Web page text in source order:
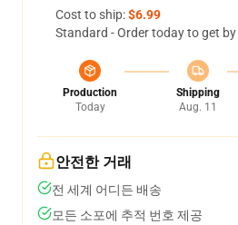
Cost to ship:$6.99
Standard - Order today to get by
Production
Today
Shipping
Aug. 11
안전한 거래
전 세계 어디든 배송
모든 소포에 추적 번호 제공